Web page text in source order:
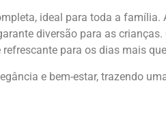
ideal para toda a
diversão para as
para os dias mais
e bem-estar, trazendo